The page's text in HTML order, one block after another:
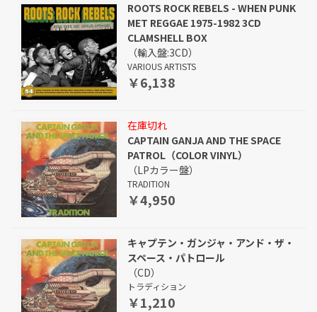
ROOTS ROCK REBELS - WHEN PUNK
MET REGGAE 1975-1982 3CD
CLAMSHELL BOX
（輸入盤:3CD）
VARIOUS ARTISTS
￥6,138
在庫切れ
CAPTAIN GANJA AND THE SPACE
PATROL（COLOR VINYL）
（LPカラー盤）
TRADITION
￥4,950
キャプテン・ガンジャ・アンド・ザ・
スペース・パトロール
（CD）
トラディション
￥1,210